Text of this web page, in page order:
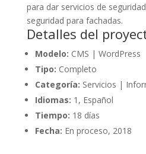
para dar servicios de
seguridad para fachadas.
Detalles del
Modelo: CMS | WordPress
Tipo: Completo
Categoría: Servicios |
Idiomas: 1, Español
Tiempo: 18 días
Fecha: En proceso, 2018